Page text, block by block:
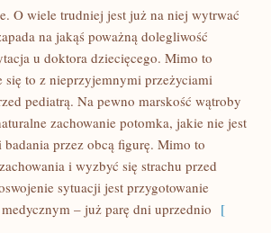
O wiele trudniej jest już na niej wytrwać
na jakąś poważną dolegliwość
u doktora dziecięcego. Mimo to
to z nieprzyjemnymi przeżyciami
pediatrą. Na pewno marskość wątroby
zachowanie potomka, jakie nie jest
przez obcą figurę. Mimo to
i wyzbyć się strachu przed
sytuacji jest przygotowanie
– już parę dni uprzednio [